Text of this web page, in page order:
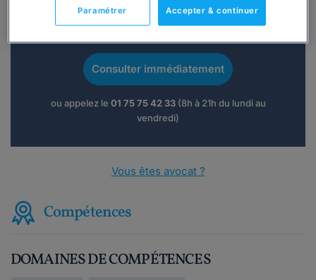
Vous souhaitez une consultation par
Consulter immédiatement
ou appelez le 01 75 75 42 33(8h à 21h du lundi au
vendredi)
Vous êtes avocat ?
Compétences
DOMAINES DE COMPÉTENCES
Accepter & continuer
Paramétrer